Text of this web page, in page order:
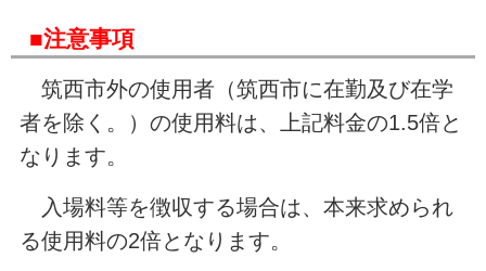
■注意事項
筑西市外の使用者（筑西市に在勤及び在学
者を除く。）の使用料は、上記料金の1.5倍と
なります。
入場料等を徴収する場合は、本来求められ
る使用料の2倍となります。